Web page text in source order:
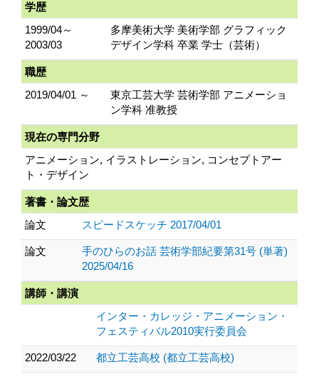
学歴
1999/04～
2003/03
多摩美術大学 美術学部 グラフィック
デザイン学科 卒業 学士（芸術）
職歴
2019/04/01 ～
東京工芸大学 芸術学部 アニメーショ
ン学科 准教授
現在の専門分野
アニメーション, イラストレーション, コンセプトアー
ト・デザイン
著書・論文歴
論文
スピードスケッチ 2017/04/01
論文
手のひらのお話 芸術学部紀要第31号 (単著)
2025/04/16
講師・講演
インター・カレッジ・アニメーション・
フェスティバル2010実行委員会
2022/03/22 都立工芸高校 (都立工芸高校)